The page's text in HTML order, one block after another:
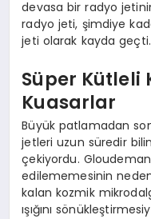
devasa bir radyo
radyo jeti, şimdiye
jeti olarak kayda geçti.
Süper Kütleli
Kuasarlar
Büyük patlamadan
jetleri uzun süredir
çekiyordu.
edilememesinin
kalan kozmik
ışığını